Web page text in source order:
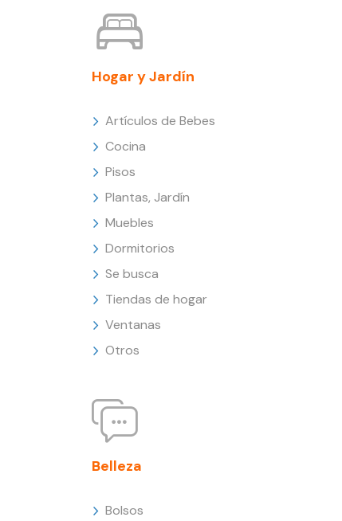
Hogar y Jardín
Artículos de Bebes
Cocina
Pisos
Plantas, Jardín
Muebles
Dormitorios
Se busca
Tiendas de hogar
Ventanas
Otros
Belleza
Bolsos